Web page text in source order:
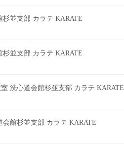
並支部 カラテ KARATE
並支部 カラテ KARATE
洗心道会館杉並支部 カラテ KARATE
館杉並支部 カラテ KARATE